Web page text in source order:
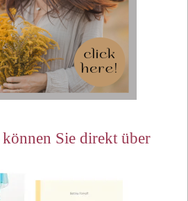
Sie direkt über